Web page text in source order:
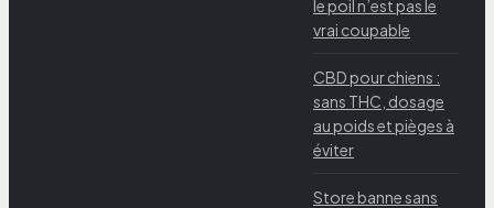
le poil n’est pas le
vrai coupable
CBD pour chiens :
sans THC, dosage
au poids et pièges à
éviter
Store banne sans